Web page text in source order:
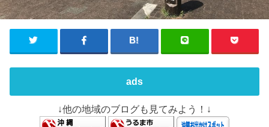
ads
↓他の地域のブログも見てみよう！↓